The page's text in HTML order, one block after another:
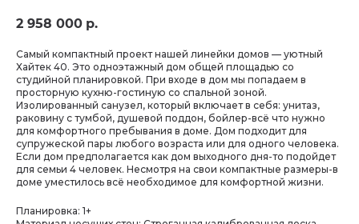
2 958 000 р.
Самый компактный проект нашей линейки домов — уютный
Хайтек 40. Это одноэтажный дом общей площадью со
студийной планировкой. При входе в дом мы попадаем в
просторную кухню-гостиную со спальной зоной.
Изолированный санузел, который включает в себя: унитаз,
раковину с тумбой, душевой поддон, бойлер-всё что нужно
для комфортного пребывания в доме. Дом подходит для
супружеской пары любого возраста или для одного человека.
Если дом предполагается как дом выходного дня-то подойдет
для семьи 4 человек. Несмотря на свои компактные размеры-в
доме уместилось всё необходимое для комфортной жизни.
Планировка: 1+